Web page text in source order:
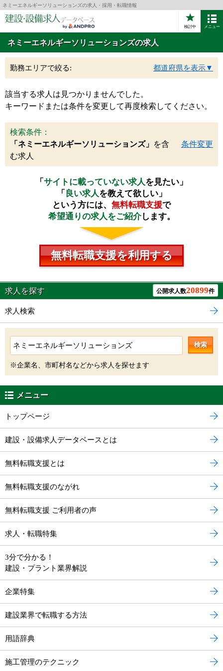
ネミーエネルギーソリューションズの求人・採用・転職情報
検討中 メニュー
ネミーエネルギーソリューションズの求人
勤務エリアで絞る: 都道府県を表示▼
該当する求人は見つかりませんでした。
キーワードまたは条件を変更して再度検索してください。
検索条件：
「ネミーエネルギーソリューションズ」 を含
む求人
条件変更
「 サイトに載っていない求人を見たい」
「 良い求人を教えて欲しい」
という方には、 無料転職支援で
希望通りの求人をご紹介します。
無料転職支援を利用する
求人を探す 公開求人数20899件
求人検索
検索
※企業名、市町村名などから求人を探せます
メニュー
トップページ
建設・設備求人データベースとは
無料転職支援とは
無料転職支援のながれ
無料転職支援 ご利用者の声
求人・転職特集
3分で分かる！
建設・プラント業界解説
企業特集
建設業界で転職する方法
用語辞典
施工管理のテクニック